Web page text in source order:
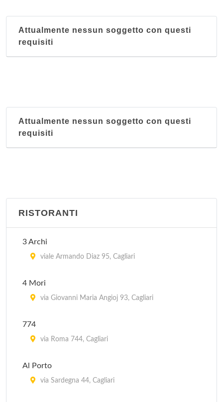
Attualmente nessun soggetto con questi
requisiti
Attualmente nessun soggetto con questi
requisiti
RISTORANTI
3 Archi
viale Armando Diaz 95, Cagliari
4 Mori
via Giovanni Maria Angioj 93, Cagliari
774
via Roma 744, Cagliari
Al Porto
via Sardegna 44, Cagliari